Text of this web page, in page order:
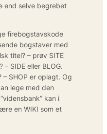
end selve begrebet
firebogstavs­kode
bogstaver med
titel? – prøv SITE
– SIDE eller BLOG.
SHOP er oplagt. Og
lege med den
kan i
en WIKI som et